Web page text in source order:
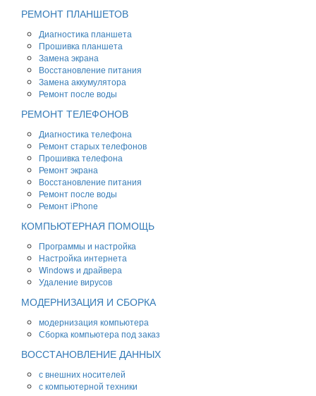
РЕМОНТ ПЛАНШЕТОВ
Диагностика планшета
Прошивка планшета
Замена экрана
Восстановление питания
Замена аккумулятора
Ремонт после воды
РЕМОНТ ТЕЛЕФОНОВ
Диагностика телефона
Ремонт старых телефонов
Прошивка телефона
Ремонт экрана
Восстановление питания
Ремонт после воды
Ремонт iPhone
КОМПЬЮТЕРНАЯ ПОМОЩЬ
Программы и настройка
Настройка интернета
Windows и драйвера
Удаление вирусов
МОДЕРНИЗАЦИЯ И СБОРКА
модернизация компьютера
Сборка компьютера под заказ
ВОССТАНОВЛЕНИЕ ДАННЫХ
с внешних носителей
с компьютерной техники